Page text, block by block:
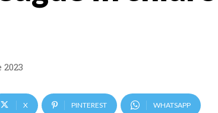
X PINTEREST WHATSAPP